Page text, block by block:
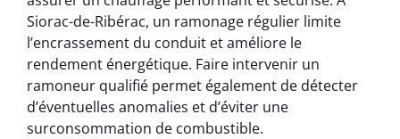
Siorac-de-Ribérac, un ramonage régulier limite
l’encrassement du conduit et améliore le
rendement énergétique. Faire intervenir un
ramoneur qualifié permet également de détecter
d’éventuelles anomalies et d’éviter une
surconsommation de combustible.